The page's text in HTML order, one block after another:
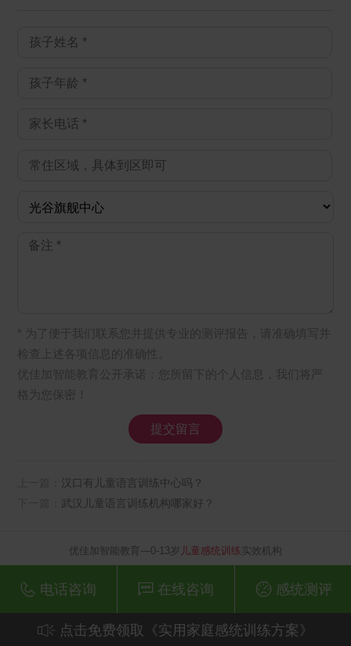
* 为了便于我们联系您并提供专业的测评报告，请准确填写并
检查上述各项信息的准确性。
优佳加智能教育公开承诺：您所留下的个人信息，我们将严
格为您保密！
汉口有儿童语言训练中心吗？
武汉儿童语言训练机构哪家好？
优佳加智能教育—0-13岁 儿童感统训练 实效机构
电话咨询 在线咨询 感统测评
点击免费领取《实用家庭感统训练方案》